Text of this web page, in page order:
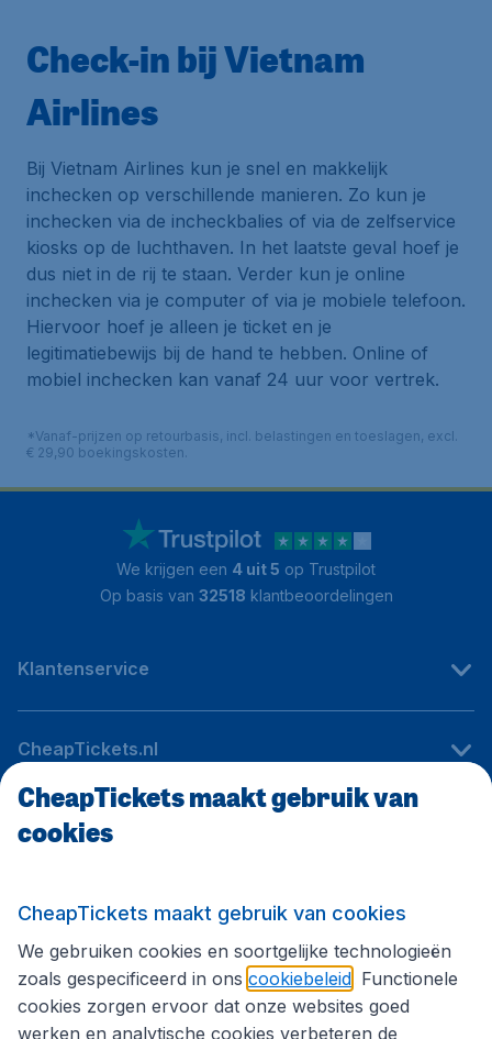
Check-in bij Vietnam
Airlines
Bij Vietnam Airlines kun je snel en makkelijk
inchecken op verschillende manieren. Zo kun je
inchecken via de incheckbalies of via de zelfservice
kiosks op de luchthaven. In het laatste geval hoef je
dus niet in de rij te staan. Verder kun je online
inchecken via je computer of via je mobiele telefoon.
Hiervoor hoef je alleen je ticket en je
legitimatiebewijs bij de hand te hebben. Online of
mobiel inchecken kan vanaf 24 uur voor vertrek.
*Vanaf-prijzen op retourbasis, incl. belastingen en toeslagen, excl.
€ 29,90 boekingskosten.
We krijgen een 4 uit 5 op Trustpilot
Op basis van 32518 klantbeoordelingen
Klantenservice
CheapTickets.nl
Internationale sites
Volg CheapTickets.nl
CheapTickets maakt gebruik van
cookies
CheapTickets maakt gebruik van cookies
We gebruiken cookies en soortgelijke technologieën
zoals gespecificeerd in ons cookiebeleid . Functionele
cookies zorgen ervoor dat onze websites goed
werken en analytische cookies verbeteren de